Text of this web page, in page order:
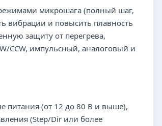
микрошага (полный шаг,
и повысить плавность
защиту от перегрева,
CCW, импульсный, аналоговый и
питания (от 12 до 80 В и выше),
(Step/Dir или более